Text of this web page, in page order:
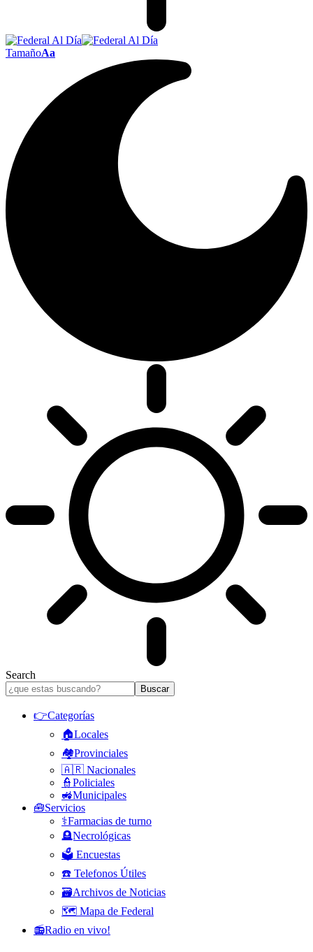
TamañoAa
Search
👉Categorías
🏠Locales
🏘️Provinciales
🇦🇷 Nacionales
👮Policiales
🚜Municipales
🧰Servicios
⚕️Farmacias de turno
🪦Necrológicas
🗳️ Encuestas
☎️ Telefonos Útiles
🗃️Archivos de Noticias
🗺️ Mapa de Federal
📻Radio en vivo!